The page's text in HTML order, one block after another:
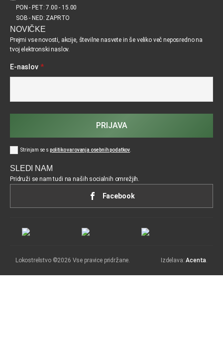
PON - PET: 7.00 - 15.00
SOB - NED: ZAPRTO
NOVIČKE
Prejmi vse novosti, akcije, številne nasvete in še veliko več neposredno na
tvoj elektronski naslov.
E-naslov *
Strinjam se s politiko varovanja osebnih podatkov
PRIJAVA
SLEDI NAM
Pridruži se nam tudi na naših socialnih omrežjih.
Facebook
Lokostrelstvo ©2026 Vse pravice pridržane. Izdelava:Acenta.